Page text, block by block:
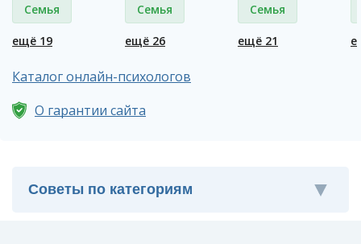
Семья
ещё 19
Семья
ещё 26
Семья
ещё 21
Каталог онлайн-психологов
О гарантии сайта